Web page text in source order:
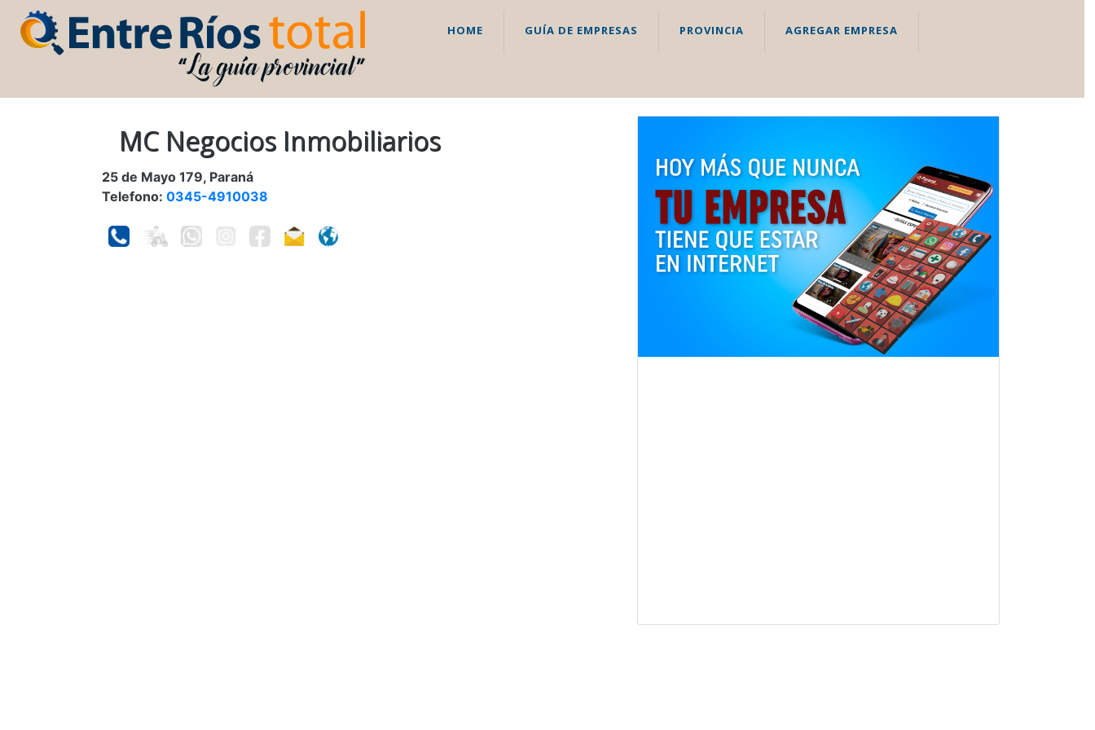
HOME GUÍA DE EMPRESAS PROVINCIA AGREGAR EMPRESA
MC Negocios Inmobiliarios
25 de Mayo 179, Paraná
Telefono: 0345-4910038